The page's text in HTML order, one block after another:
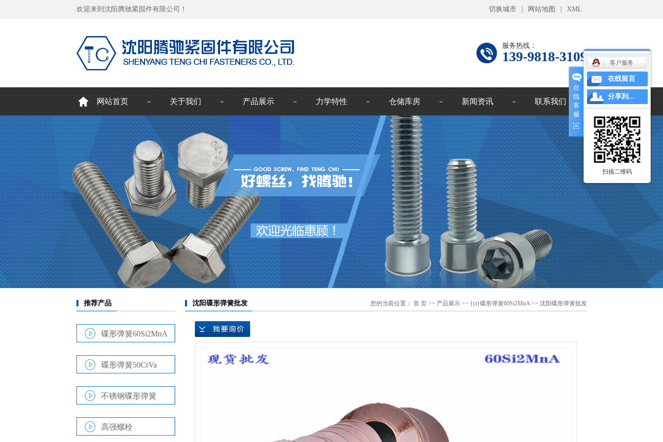
欢迎来到沈阳腾驰紧固件有限公司！ 切换城市 网站地图 XML
服务热线：
139-9818-3109
网站首页 关于我们 产品展示 力学特性 仓储库房 新闻资讯 联系我们
碟形弹簧60Si2MnA
碟形弹簧50CrVa
不锈钢碟形弹簧
高强螺栓
您的当前位置： 首 页>> 产品展示>> {ct}碟形弹簧60Si2MnA>> 沈阳碟形弹簧批发
在
线
客
服
客户服务
在线留言
分享到...